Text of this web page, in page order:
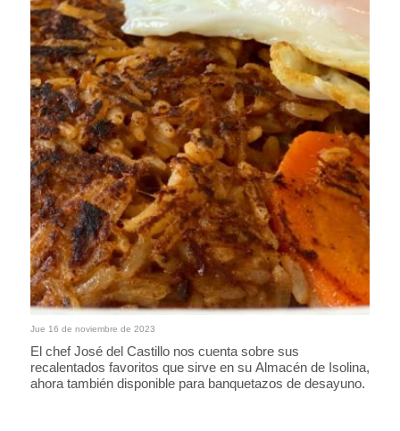
Jue 16 de noviembre de 2023
El chef José del Castillo nos cuenta sobre sus
recalentados favoritos que sirve en su Almacén de Isolina,
ahora también disponible para banquetazos de desayuno.